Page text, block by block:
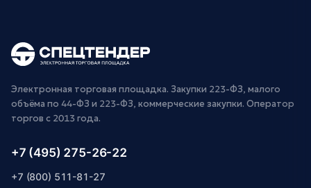
Электронная торговая площадка. Закупки 223-ФЗ, малого
объёма по 44-ФЗ и 223-ФЗ, коммерческие закупки. Оператор
торгов с 2013 года.
+7 (495) 275-26-22
+7 (800) 511-81-27